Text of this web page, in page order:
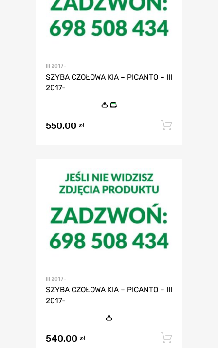
III 2017-
SZYBA CZOŁOWA KIA – PICANTO – III
2017-
550,00 zł
III 2017-
SZYBA CZOŁOWA KIA – PICANTO – III
2017-
540,00 zł